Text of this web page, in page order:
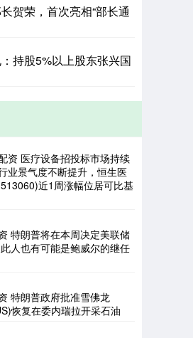
贺荣，首次亮相“部长通
持股5%以上股东张兴国
资 医疗设备招投标市场持续
业景气度不断提升，恒生医
近1周涨幅位居可比基
特朗普将在本周决定美联储
人也有可能是鲍威尔的继任
特朗普政府批准雪佛龙
恢复在委内瑞拉开采石油